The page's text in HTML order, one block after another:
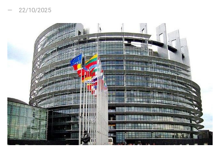
22/10/2025